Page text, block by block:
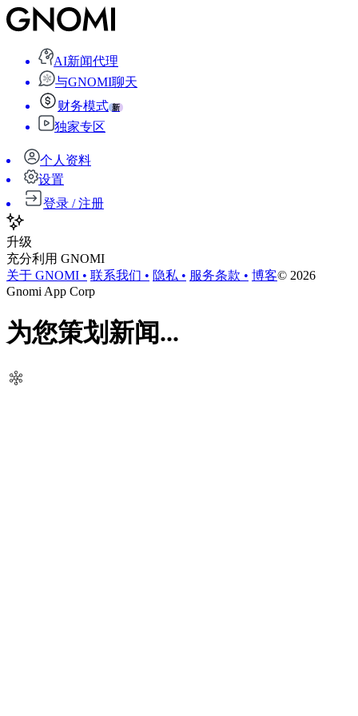
AI新闻代理
与GNOMI聊天
财务模式 新
独家专区
个人资料
设置
登录 / 注册
升级
充分利用 GNOMI
关于 GNOMI • 联系我们 • 隐私 • 服务条款 • 博客© 2026
Gnomi App Corp
为您策划新闻...